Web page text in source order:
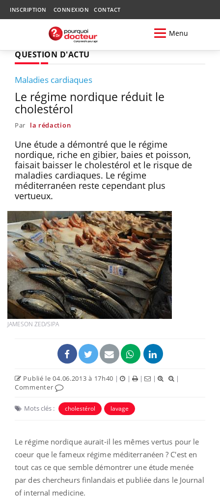
INSCRIPTION CONNEXION CONTACT
Menu
QUESTION D'ACTU
Maladies cardiaques
Le régime nordique réduit le
cholestérol
Par la rédaction
Une étude a démontré que le régime
nordique, riche en gibier, baies et poisson,
faisait baisser le cholestérol et le risque de
maladies cardiaques. Le régime
méditerranéen reste cependant plus
vertueux.
JAMESON ZED/SIPA
Publié le 04.06.2013 à 17h40 | | | |
|
Commenter
Mots clés : cholestérol lavage
Le régime nordique aurait-il les mêmes vertus pour le
coeur que le fameux régime méditerranéen ? C'est en
tout cas ce que semble démontrer une étude menée
par des chercheurs finlandais et publiée dans le Journal
of internal medicine.